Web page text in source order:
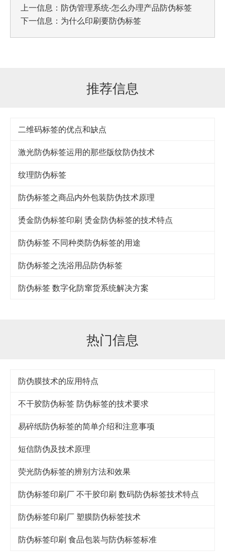
上一信息： 防伪管理系统-怎么办理产品防伪标签
下一信息： 为什么印刷要防伪标签
推荐信息
二维码标签的优点和缺点
激光防伪标签运用的那些版纹防伪技术
纹理防伪标签
防伪标签之商品内外包装防伪技术原理
烫金防伪标签印刷 烫金防伪标签的技术特点
防伪标签 不同种类防伪标签的用途
防伪标签之洗浴用品防伪标签
防伪标签 数字化防窜货系统解决方案
热门信息
防伪膜技术的应用特点
不干胶防伪标签 防伪标签的技术要求
易碎纸防伪标签的简单介绍和注意事项
短信防伪及技术原理
荧光防伪标签的辨别方法和效果
防伪标签印刷厂 不干胶印刷 数码防伪标签技术特点
防伪标签印刷厂 塑膜防伪标签技术
防伪标签印刷 食品包装与防伪标签标准